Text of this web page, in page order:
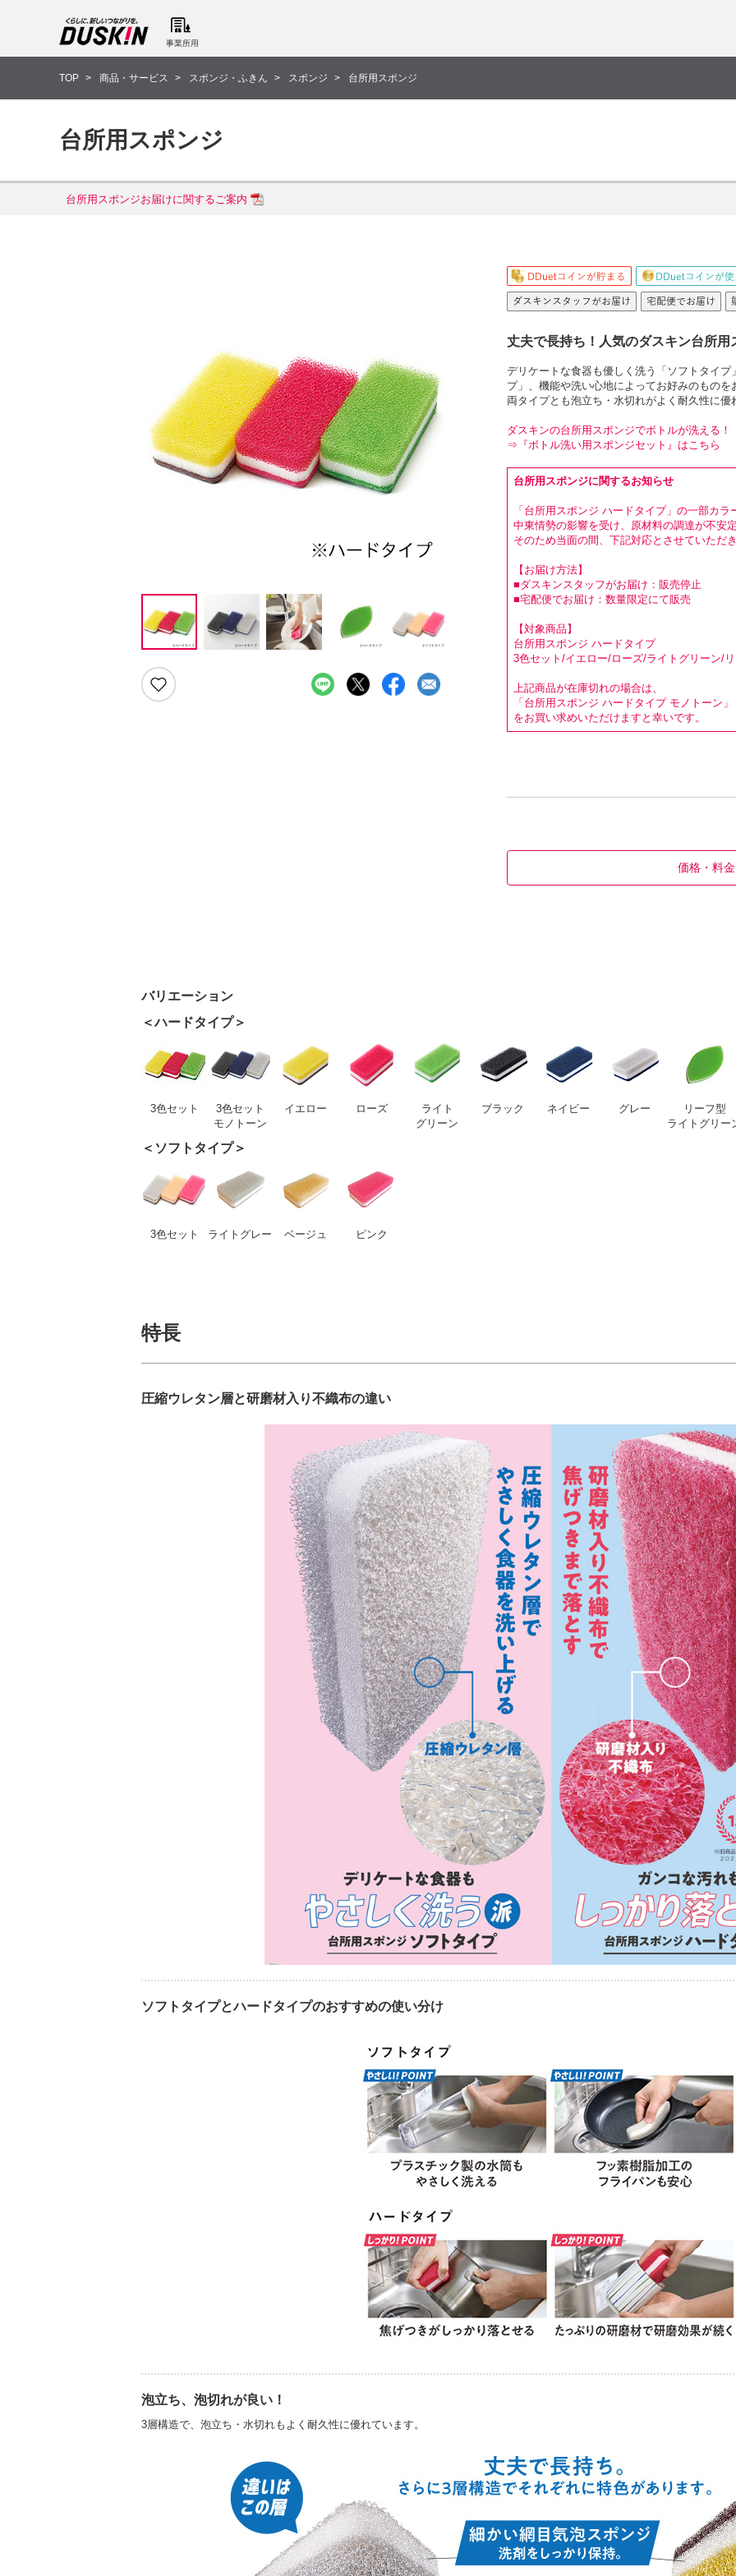
事業所用
TOP 商品・サービス スポンジ・ふきん スポンジ 台所用スポンジ
台所用スポンジ
台所用スポンジお届けに関するご案内
丈夫で長持ち！人気のダスキン台所用
デリケートな食器も優しく洗う「ソフトタイ
プ」、機能や洗い心地によってお好みのものを
両タイプとも泡立ち・水切れがよく耐久性に優
ダスキンの台所用スポンジでボトルが洗える！
⇒『ボトル洗い用スポンジセット』はこちら
台所用スポンジに関するお知らせ
「台所用スポンジ ハードタイプ」の一部カラ
中東情勢の影響を受け、原材料の調達が不安
そのため当面の間、下記対応とさせていただ
【お届け方法】
■ダスキンスタッフがお届け：販売停止
■宅配便でお届け：数量限定にて販売
【対象商品】
台所用スポンジ ハードタイプ
3色セット/イエロー/ローズ/ライトグリーン/
上記商品が在庫切れの場合は、
「台所用スポンジ ハードタイプ モノトーン
をお買い求めいただけますと幸いです。
価格・料
バリエーション
＜ハードタイプ＞
3色セット
3色セット
モノトーン
イエロー ローズ
ライト
グリーン
ブラック ネイビー グレー
リーフ型
ライトグリー
＜ソフトタイプ＞
3色セット ライトグレー ベージュ ピンク
特長
圧縮ウレタン層と研磨材入り不織布の違い
ソフトタイプとハードタイプのおすすめの使い分け
泡立ち、泡切れが良い！
3層構造で、泡立ち・水切れもよく耐久性に優れています。